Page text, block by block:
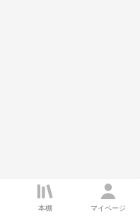
本棚 マイページ